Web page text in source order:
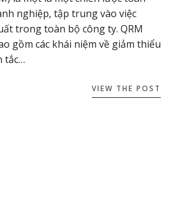
nghiệp, tập trung vào việc
trong toàn bộ công ty. QRM
gồm các khái niệm về giảm thiểu
tắc…
VIEW THE POST